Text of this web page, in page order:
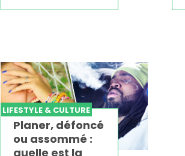
LIFESTYLE & CULTURE
Planer, défoncé
ou assommé :
quelle est la